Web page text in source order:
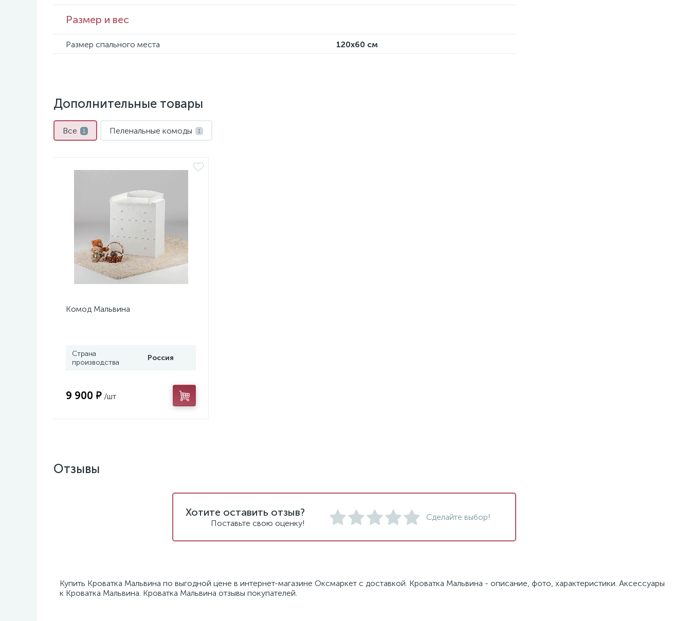
Размер и вес
Размер спального места 120х60 см
Дополнительные товары
Все 1 Пеленальные комоды 1
Комод Мальвина
Страна
производства
Россия
9 900 ₽ /шт
Отзывы
Хотите оставить отзыв?
Поставьте свою оценку!
Сделайте выбор!
Купить Кроватка Мальвина по выгодной цене в интернет-магазине Оксмаркет с доставкой. Кроватка Мальвина - описание, фото, характеристики. Аксессуары
к Кроватка Мальвина. Кроватка Мальвина отзывы покупателей.